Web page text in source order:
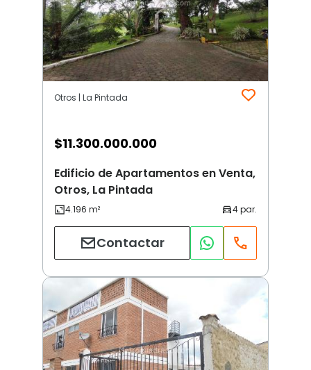
Otros | La Pintada
$11.300.000.000
Edificio de Apartamentos en Venta,
Otros, La Pintada
Contactar